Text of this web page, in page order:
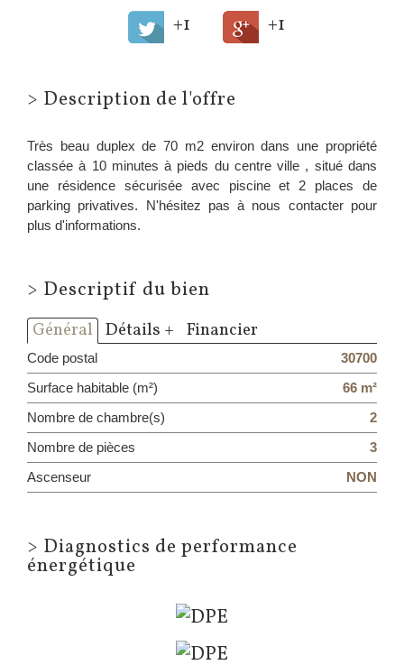
+1
+1
> Description de l'offre
Très beau duplex de 70 m2 environ dans une propriété
classée à 10 minutes à pieds du centre ville , situé dans
une résidence sécurisée avec piscine et 2 places de
parking privatives. N'hésitez pas à nous contacter pour
plus d'informations.
> Descriptif du bien
Général Détails + Financier
Code postal 30700
Surface habitable (m²) 66 m²
Nombre de chambre(s) 2
Nombre de pièces 3
Ascenseur NON
> Diagnostics de performance
énergétique